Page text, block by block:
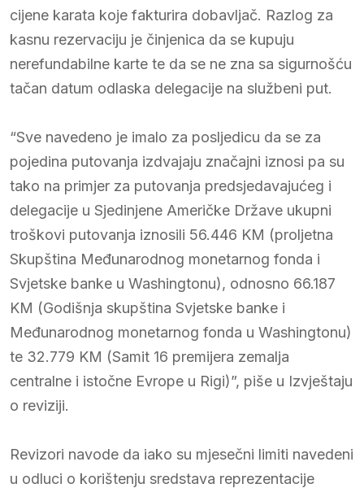
cijene karata koje fakturira dobavljač. Razlog za
kasnu rezervaciju je činjenica da se kupuju
nerefundabilne karte te da se ne zna sa sigurnošću
tačan datum odlaska delegacije na službeni put.
“Sve navedeno je imalo za posljedicu da se za
pojedina putovanja izdvajaju značajni iznosi pa su
tako na primjer za putovanja predsjedavajućeg i
delegacije u Sjedinjene Američke Države ukupni
troškovi putovanja iznosili 56.446 KM (proljetna
Skupština Međunarodnog monetarnog fonda i
Svjetske banke u Washingtonu), odnosno 66.187
KM (Godišnja skupština Svjetske banke i
Međunarodnog monetarnog fonda u Washingtonu)
te 32.779 KM (Samit 16 premijera zemalja
centralne i istočne Evrope u Rigi)”, piše u Izvještaju
o reviziji.
Revizori navode da iako su mjesečni limiti navedeni
u odluci o korištenju sredstava reprezentacije